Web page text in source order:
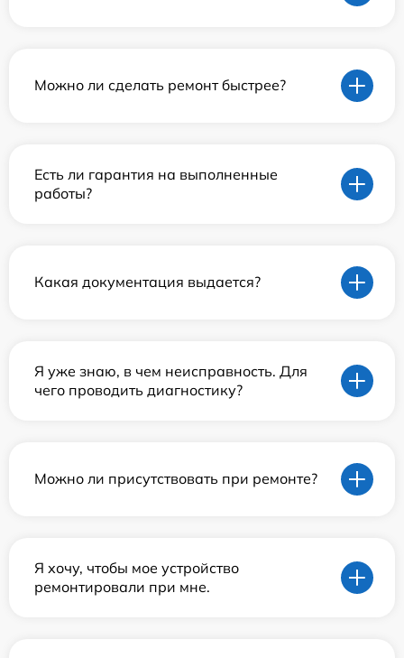
Можно ли сделать ремонт быстрее?
Есть ли гарантия на выполненные
работы?
Какая документация выдается?
Я уже знаю, в чем неисправность. Для
чего проводить диагностику?
Можно ли присутствовать при ремонте?
Я хочу, чтобы мое устройство
ремонтировали при мне.